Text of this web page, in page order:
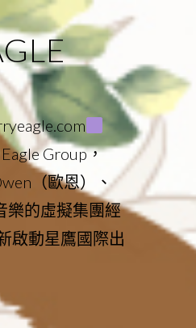
Group，
（歐恩）、
樂的虛擬集團經
啟動星鷹國際出